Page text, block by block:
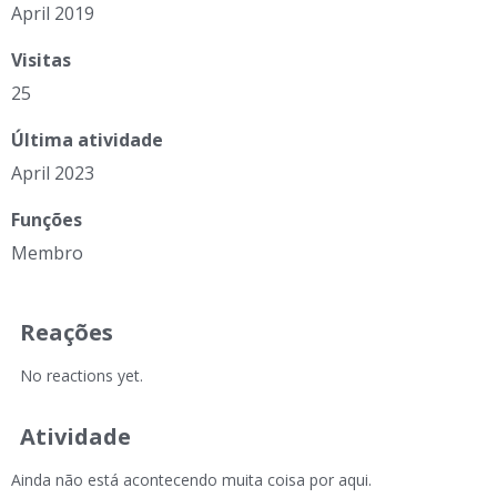
April 2019
Visitas
25
Última atividade
April 2023
Funções
Membro
Reações
No reactions yet.
Atividade
Ainda não está acontecendo muita coisa por aqui.